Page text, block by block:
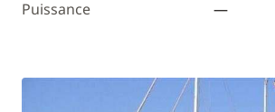
Puissance —